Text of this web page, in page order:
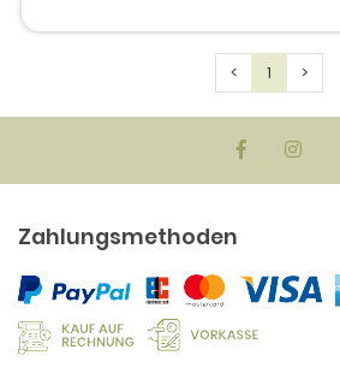
<Previous
1 >Next
Zahlungsmethoden